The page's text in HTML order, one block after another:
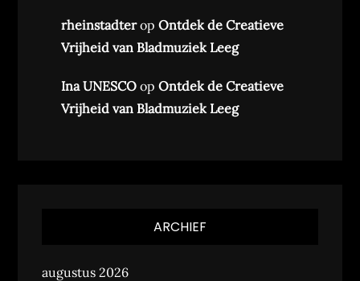
rheinstadteropOntdek de Creatieve
Vrijheid van Bladmuziek Leeg
Ina UNESCO opOntdek de Creatieve
Vrijheid van Bladmuziek Leeg
ARCHIEF
augustus 2026